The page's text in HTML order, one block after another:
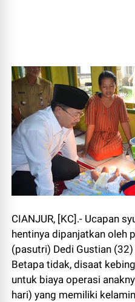
CIANJUR, [KC].- Ucapan
hentinya dipanjatkan oleh
(pasutri) Dedi Gustian
Betapa tidak, disaat
untuk biaya operasi
hari) yang memiliki